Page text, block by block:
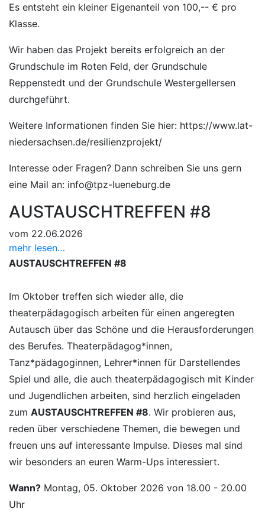
Es entsteht ein kleiner Eigenanteil von 100,-- € pro
Klasse.
Wir haben das Projekt bereits erfolgreich an der
Grundschule im Roten Feld, der Grundschule
Reppenstedt und der Grundschule Westergellersen
durchgeführt.
Weitere Informationen finden Sie hier: https://www.lat-
niedersachsen.de/resilienzprojekt/
Interesse oder Fragen? Dann schreiben Sie uns gern
eine Mail an: info@tpz-lueneburg.de
AUSTAUSCHTREFFEN #8
vom 22.06.2026
AUSTAUSCHTREFFEN #8
Im Oktober treffen sich wieder alle, die
theaterpädagogisch arbeiten für einen angeregten
Autausch über das Schöne und die Herausforderungen
des Berufes. Theaterpädagog*innen,
Tanz*pädagoginnen, Lehrer*innen für Darstellendes
Spiel und alle, die auch theaterpädagogisch mit Kinder
und Jugendlichen arbeiten, sind herzlich eingeladen
zum AUSTAUSCHTREFFEN #8. Wir probieren aus,
reden über verschiedene Themen, die bewegen und
freuen uns auf interessante Impulse. Dieses mal sind
wir besonders an euren Warm-Ups interessiert.
Wann? Montag, 05. Oktober 2026 von 18.00 - 20.00
Uhr
mehr lesen…